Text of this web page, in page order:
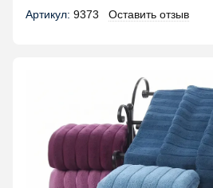
Артикул: 9373 Оставить отзыв